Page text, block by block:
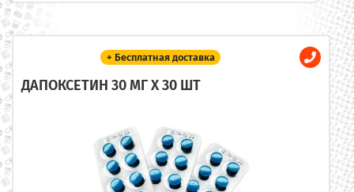
+ Бесплатная доставка
ДАПОКСЕТИН 30 МГ X 30 ШТ